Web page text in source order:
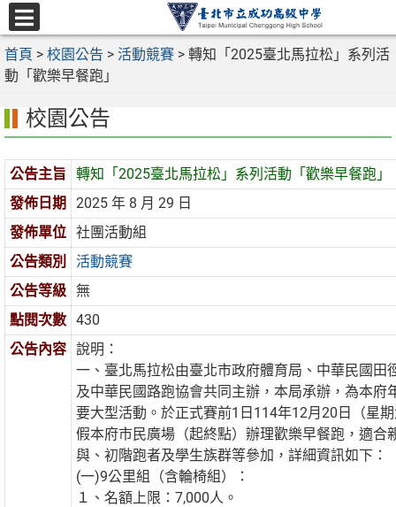
跳
至
主
要
區
選
單
首頁 > 校園公告 > 活動競賽 > 轉知「2025臺北馬拉松」系列活
動「歡樂早餐跑」
校園公告
公告主旨
轉知「2025臺北馬拉松」系列活動「歡樂早餐跑」
發佈日期
2025 年 8 月 29 日
發佈單位 社團活動組
公告類別
活動競賽
公告等級 無
點閱次數 430
公告內容 說明：
一、臺北馬拉松由臺北市政府體育局、中華民國田
及中華民國路跑協會共同主辦，本局承辦，為本府
要大型活動。於正式賽前1日114年12月20日（星
假本府市民廣場（起終點）辦理歡樂早餐跑，適合
與、初階跑者及學生族群等參加，詳細資訊如下：
(一)9公里組（含輪椅組）：
１、名額上限：7,000人。